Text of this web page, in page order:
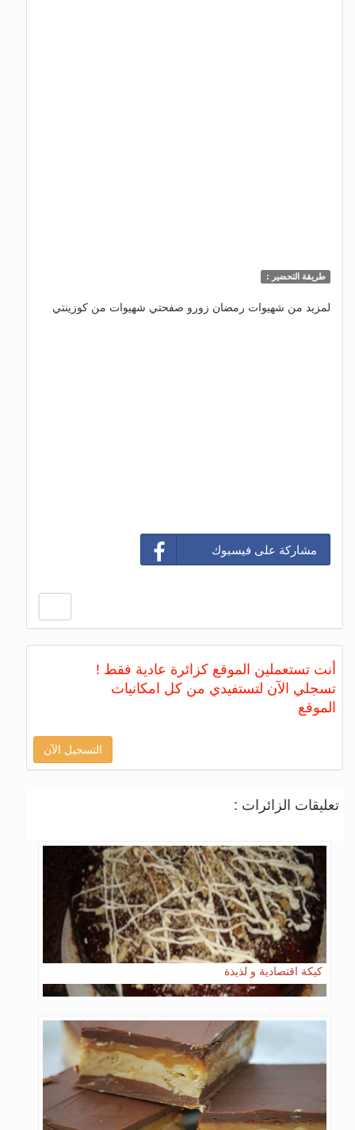
طريقة التحضير :
لمزيد من شهيوات رمضان زورو صفحتي شهيوات من كوزينتي
مشاركة على فيسبوك
أنت تستعملين الموقع كزائرة عادية فقط !
تسجلي الآن لتستفيدي من كل امكانيات
الموقع
التسجيل الآن
تعليقات الزائرات :
كيكة اقتصادية و لذيذة